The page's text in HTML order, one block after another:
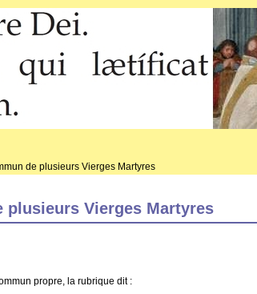
de plusieurs Vierges Martyres
plusieurs Vierges Martyres
propre, la rubrique dit :